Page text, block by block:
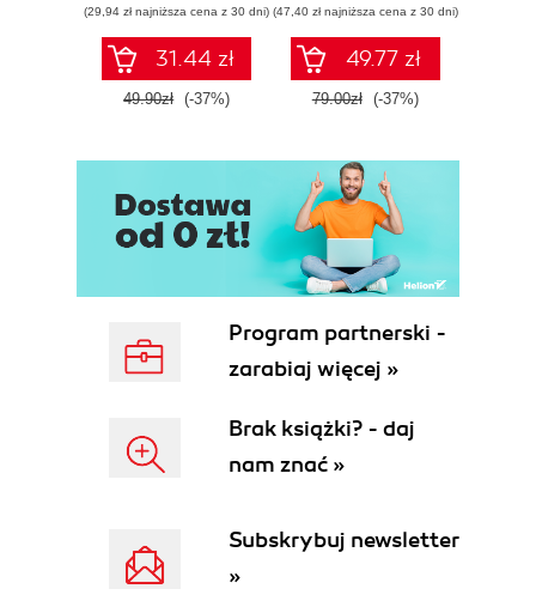
15. Do dzieła 117
16. Sny i koszmary 129
CZĘŚĆ IV. NIEWYOBRAŻALNY ODWET I
REPRESJE (Tony Strollo) 167
19. Wyczekiwanie 171
20. Zdecydowane stanowisko 176
22. Zakłamywanie katastrofy 197
23. Bite godziny 207
Douglass) 221
(29,94 zł najniższa cena z 30 dni)
31.44 zł
49.90zł (-37%)
(47,40 zł najniższa cena z 30 dni)
49.77 zł
79.00zł (-37%)
Program partnerski -
zarabiaj więcej »
Brak książki? - daj
nam znać »
Subskrybuj newsletter
»